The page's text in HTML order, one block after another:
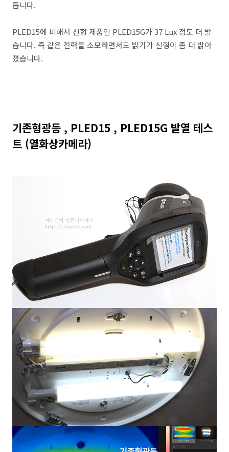
듭니다.
PLED15에 비해서 신형 제품인 PLED15G가 37 Lux 정도 더 밝
습니다. 즉 같은 전력을 소모하면서도 밝기가 신형이 좀 더 밝아
졌습니다.
기존형광등 , PLED15 , PLED15G 발열 테스
트 (열화상카메라)